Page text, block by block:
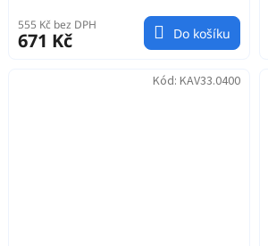
555 Kč bez DPH
671 Kč Do košíku
Kód: KAV33.0400